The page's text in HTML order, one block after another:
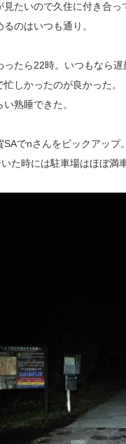
たいので久住に付き合っ
のはいつも通り。
たら22時。いつもなら遅
しかったのが良かった。
熟睡できた。
でnさんをピックアップ。
た時には駐車場はほぼ満